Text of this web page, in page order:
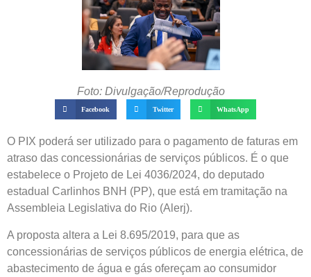
Foto: Divulgação/Reprodução
Facebook Twitter WhatsApp
O PIX poderá ser utilizado para o pagamento de faturas em
atraso das concessionárias de serviços públicos. É o que
estabelece o Projeto de Lei 4036/2024, do deputado
estadual Carlinhos BNH (PP), que está em tramitação na
Assembleia Legislativa do Rio (Alerj).
A proposta altera a Lei 8.695/2019, para que as
concessionárias de serviços públicos de energia elétrica, de
abastecimento de água e gás ofereçam ao consumidor